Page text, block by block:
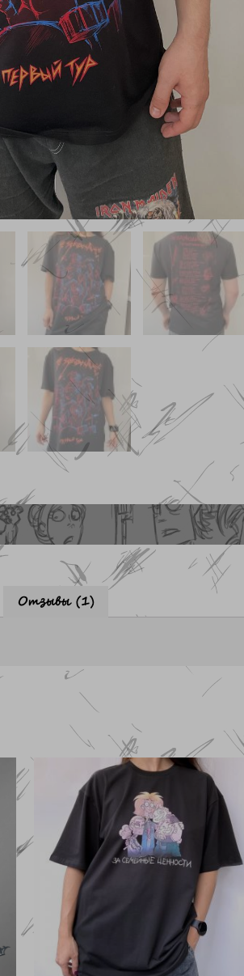
Отзывы (1)
Этот
товар
несколько
вариаций.
можно
выбрать
на
странице